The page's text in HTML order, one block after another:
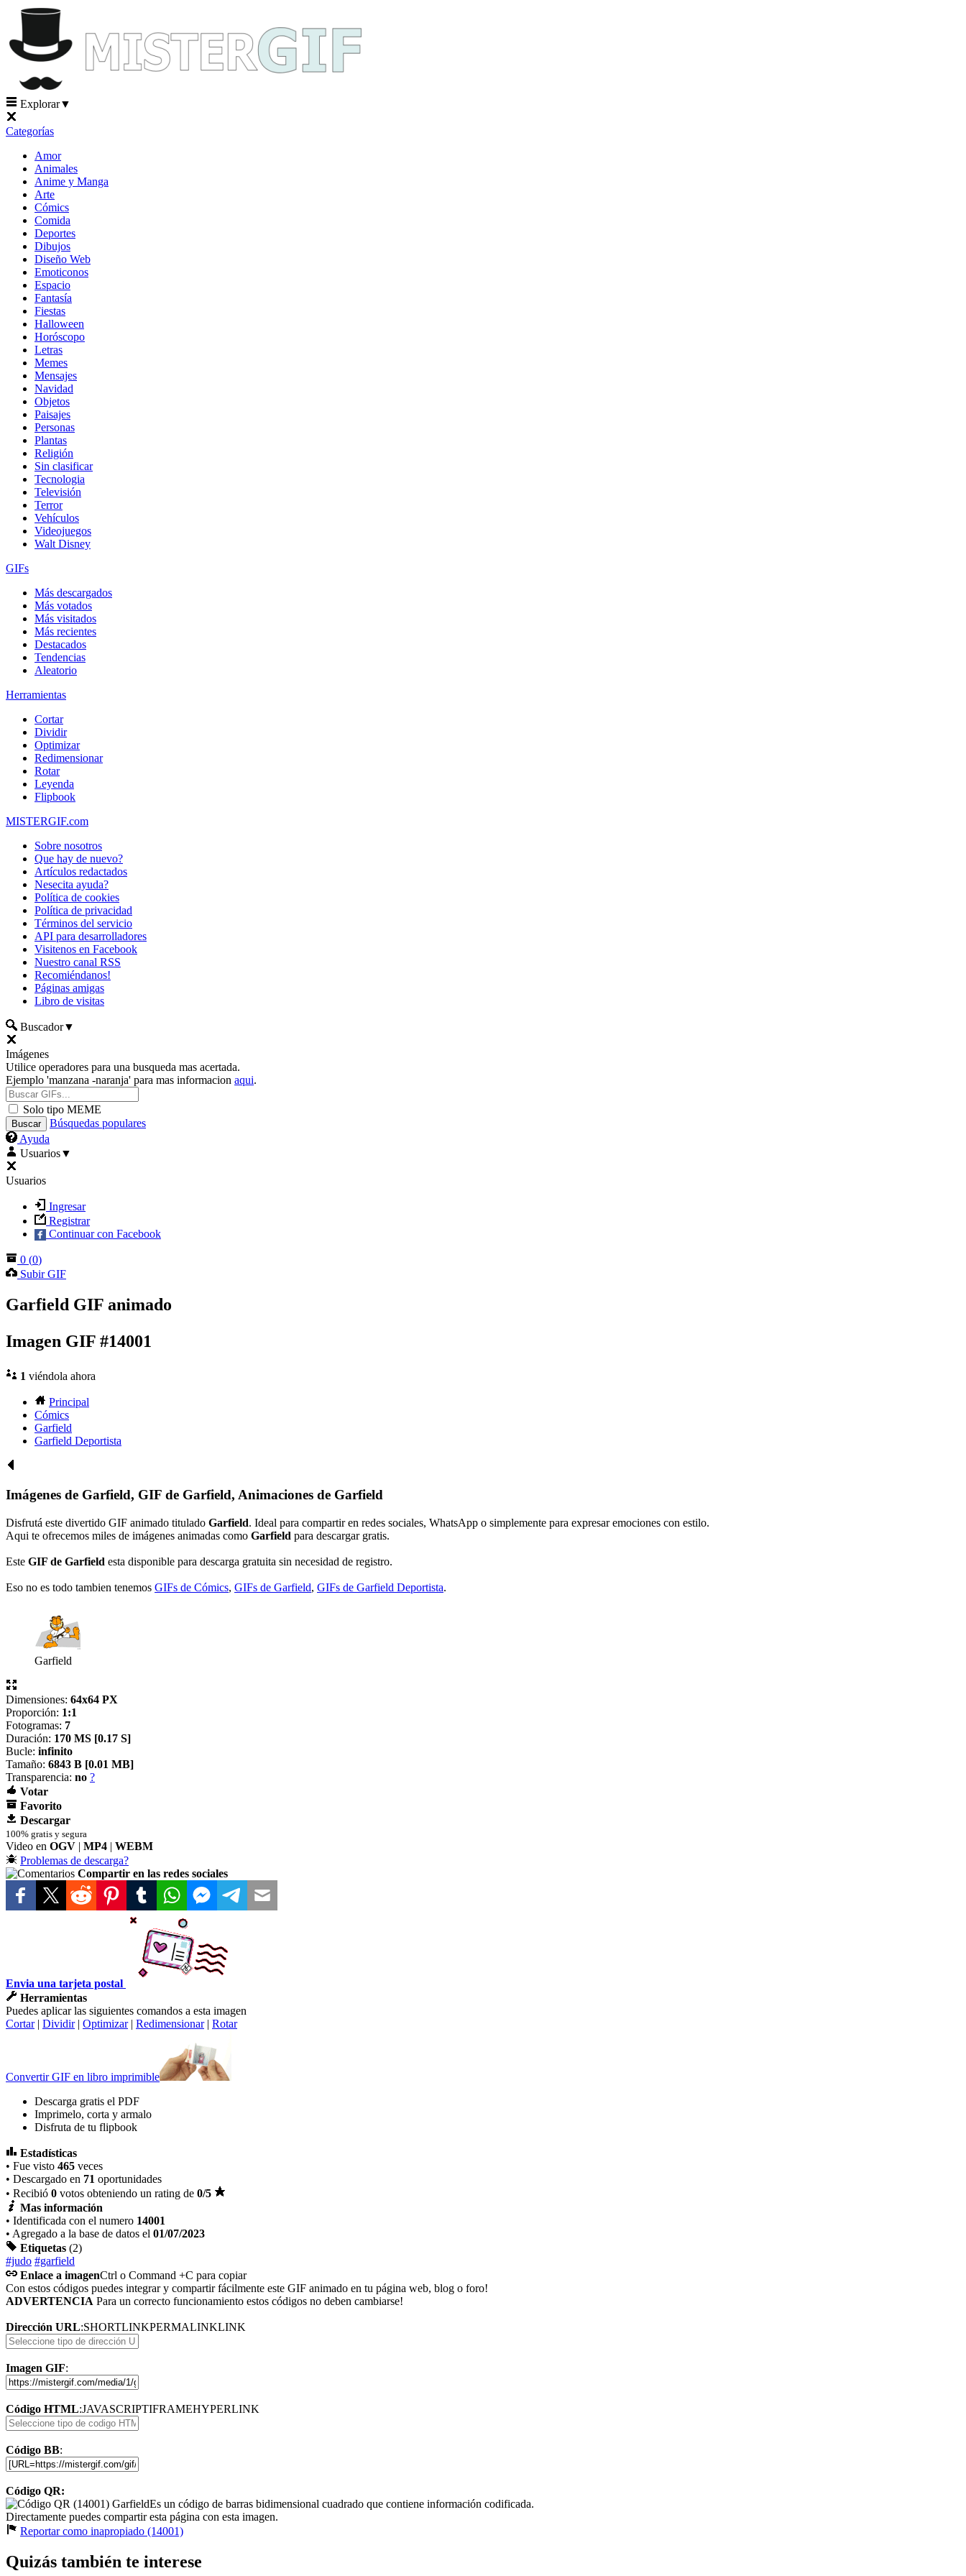
Explorar▼
Categorías
Amor
Animales
Anime y Manga
Arte
Cómics
Comida
Deportes
Dibujos
Diseño Web
Emoticonos
Espacio
Fantasía
Fiestas
Halloween
Horóscopo
Letras
Memes
Mensajes
Navidad
Objetos
Paisajes
Personas
Plantas
Religión
Sin clasificar
Tecnologia
Televisión
Terror
Vehículos
Videojuegos
Walt Disney
GIFs
Más descargados
Más votados
Más visitados
Más recientes
Destacados
Tendencias
Aleatorio
Herramientas
Cortar
Dividir
Optimizar
Redimensionar
Rotar
Leyenda
Flipbook
MISTERGIF.com
Sobre nosotros
Que hay de nuevo?
Artículos redactados
Nesecita ayuda?
Política de cookies
Política de privacidad
Términos del servicio
API para desarrolladores
Visitenos en Facebook
Nuestro canal RSS
Recomiéndanos!
Páginas amigas
Libro de visitas
Buscador▼
Imágenes
Utilice operadores para una busqueda mas acertada.
Ejemplo 'manzana -naranja' para mas informacion aqui.
Solo tipo MEME
Búsquedas populares
Ayuda
Usuarios▼
Usuarios
Ingresar
Registrar
Continuar con Facebook
0 (0)
Subir GIF
Garfield GIF animado
Imagen GIF #14001
1 viéndola ahora
Principal
Cómics
Garfield
Garfield Deportista
Imágenes de Garfield, GIF de Garfield, Animaciones de Garfield
Disfrutá este divertido GIF animado titulado Garfield. Ideal para compartir en redes sociales, WhatsApp o simplemente para expresar emociones con estilo.
Aqui te ofrecemos miles de imágenes animadas como Garfield para descargar gratis.
Este GIF de Garfield esta disponible para descarga gratuita sin necesidad de registro.
Eso no es todo tambien tenemos GIFs de Cómics, GIFs de Garfield, GIFs de Garfield Deportista.
Garfield
Dimensiones: 64x64 PX
Proporción: 1:1
Fotogramas: 7
Duración: 170 MS [0.17 S]
Bucle: infinito
Tamaño: 6843 B [0.01 MB]
Transparencia: no ?
Votar
Favorito
Descargar
100% gratis y segura
Video en OGV | MP4 | WEBM
Problemas de descarga?
Compartir en las redes sociales
Envia una tarjeta postal
Herramientas
Puedes aplicar las siguientes comandos a esta imagen
Cortar| Dividir| Optimizar| Redimensionar| Rotar
Convertir GIF en libro imprimible
Descarga gratis el PDF
Imprimelo, corta y armalo
Disfruta de tu flipbook
Estadísticas
• Fue visto 465 veces
• Descargado en 71 oportunidades
• Recibió 0 votos obteniendo un rating de 0/5
Mas información
• Identificada con el numero 14001
• Agregado a la base de datos el 01/07/2023
Etiquetas (2)
#judo #garfield
Enlace a imagenCtrl o Command +C para copiar
Con estos códigos puedes integrar y compartir fácilmente este GIF animado en tu página web, blog o foro!
ADVERTENCIA Para un correcto funcionamiento estos códigos no deben cambiarse!
Dirección URL:SHORTLINKPERMALINKLINK
Imagen GIF:
Código HTML:JAVASCRIPTIFRAMEHYPERLINK
Código BB:
Código QR:
Es un código de barras bidimensional cuadrado que contiene información codificada.
Directamente puedes compartir esta página con esta imagen.
Reportar como inapropiado (14001)
Quizás también te interese